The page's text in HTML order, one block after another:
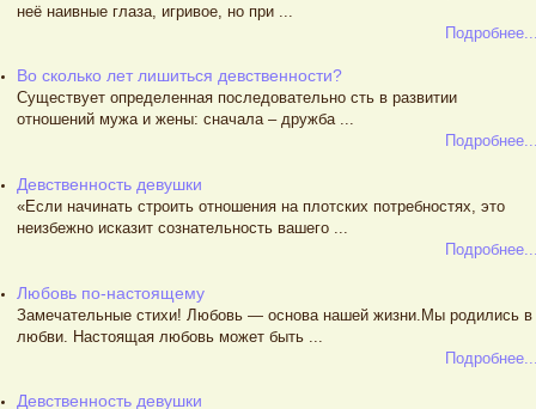
неё наивные глаза, игривое, но при ...
Во сколько лет лишиться девственности?
Существует определенная последовательно сть в развитии
отношений мужа и жены: сначала – дружба ...
Девственность девушки
«Если начинать строить отношения на плотских потребностях, это
неизбежно исказит сознательность вашего ...
Любовь по-настоящему
Замечательные стихи! Любовь — основа нашей жизни.Мы родились в
любви. Настоящая любовь может быть ...
Девственность девушки